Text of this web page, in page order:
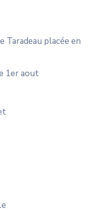
Taradeau placée en
1er aout